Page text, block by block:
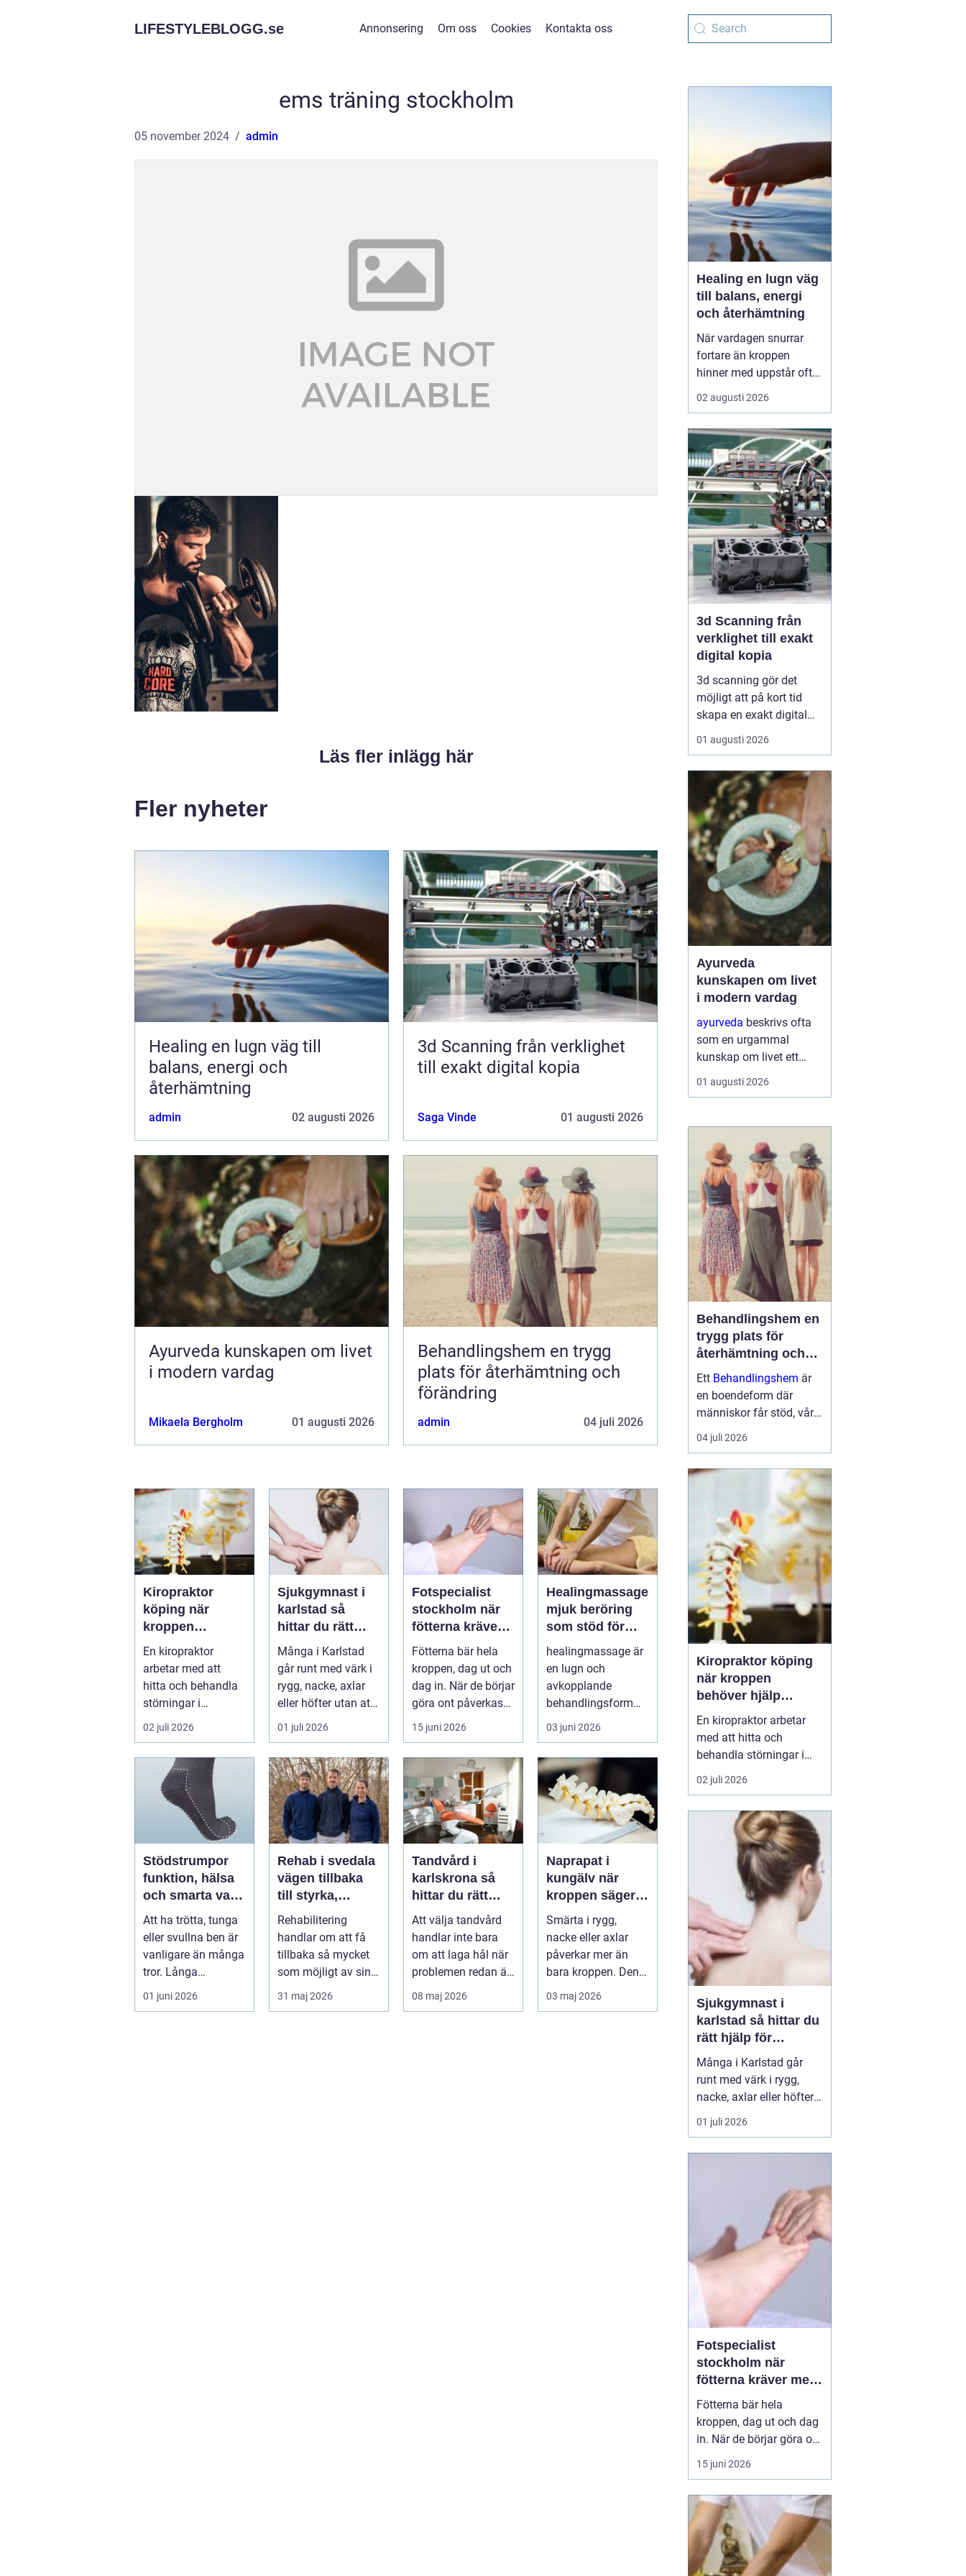
LIFESTYLEBLOGG.se Annonsering Om oss Cookies Kontakta oss
ems träning stockholm
05 november 2024 admin
Läs fler inlägg här
Fler nyheter
Healing en lugn väg till
balans, energi och
återhämtning
admin 02 augusti 2026
3d Scanning från verklighet
till exakt digital kopia
Saga Vinde 01 augusti 2026
Ayurveda kunskapen om livet
i modern vardag
Mikaela Bergholm 01 augusti 2026
Behandlingshem en trygg
plats för återhämtning och
förändring
admin 04 juli 2026
Kiropraktor
köping när
kroppen
behöver hjälp
tillbaka
En kiropraktor
arbetar med att
hitta och behandla
störningar i
kroppens leder,
muskler och
nervsyste...
02 juli 2026
Sjukgymnast i
karlstad så
hittar du rätt
hjälp för
kroppen
Många i Karlstad
går runt med värk i
rygg, nacke, axlar
eller höfter utan att
söka hjälp. Andra
har ...
01 juli 2026
Fotspecialist
stockholm när
fötterna kräver
mer än vanliga
sulor
Fötterna bär hela
kroppen, dag ut och
dag in. När de börjar
göra ont påverkas
mer än bara stegen
sö...
15 juni 2026
Healingmassage
mjuk beröring
som stöd för
kropp och själ
healingmassage är
en lugn och
avkopplande
behandlingsform
som förenar
klassisk massage
med energibas...
03 juni 2026
Stödstrumpor
funktion, hälsa
och smarta val i
vardagen
Att ha trötta, tunga
eller svullna ben är
vanligare än många
tror. Långa
arbetsdagar på
hårda golv, ...
01 juni 2026
Rehab i svedala
vägen tillbaka
till styrka,
balans och
vardag
Rehabilitering
handlar om att få
tillbaka så mycket
som möjligt av sin
funktion, energi och
trygghet...
31 maj 2026
Tandvård i
karlskrona så
hittar du rätt
klinik för
långsiktig
munhälsa
Att välja tandvård
handlar inte bara
om att laga hål när
problemen redan är
ett faktum. Det
handlar ...
08 maj 2026
Naprapat i
kungälv när
kroppen säger
ifrån
Smärta i rygg,
nacke eller axlar
påverkar mer än
bara kroppen. Den
tar energi,
koncentration och
03 maj 2026
Healing en lugn väg
till balans, energi
och återhämtning
När vardagen snurrar
fortare än kroppen
hinner med uppstår ofta
spänningar, oro och
trötthet som inte går att
Många börjar då söka
efter metoder som kan
skapa lugn på djupet,
inte bara i tankarna utan
också i kroppen. I den
sökn...
02 augusti 2026
3d Scanning från
verklighet till exakt
digital kopia
3d scanning gör det
möjligt att på kort tid
skapa en exakt digital
kopia av nästan vad
som helst: en liten detalj,
eller en hel fabrik.
Tekniken används i dag
inom industri, bygg,
fastigheter, kulturarv och
infrastruktur för at...
01 augusti 2026
Ayurveda
kunskapen om livet
i modern vardag
ayurveda beskrivs ofta
som en urgammal
kunskap om livet ett
praktiskt system för
hälsa som förenar kropp,
stället för att enbart
fokusera på symptom
försöker ayurvedan
förstå varf...
01 augusti 2026
Behandlingshem en
trygg plats för
återhämtning och
förändring
Ett Behandlingshem är
en boendeform där
människor får stöd, vård
och struktur under en
period i livet när det
öppenvården inte räcker.
Målet är att skapa
trygghet, stabilitet och
förutsättni...
04 juli 2026
Kiropraktor köping
när kroppen
behöver hjälp
tillbaka
En kiropraktor arbetar
med att hitta och
behandla störningar i
kroppens leder, muskler
och nervsystem. Målet
smärta, bättre rörlighet
och en vardag som
fungerar igen.
Kiropraktik passar
många som kämpar
med återkommande
ryggont...
02 juli 2026
Sjukgymnast i
karlstad så hittar du
rätt hjälp för
kroppen
Många i Karlstad går
runt med värk i rygg,
nacke, axlar eller höfter
utan att söka hjälp.
Andra har råkat ut för en
släppa. En legitimerad
sjukgymnast kan då
göra stor skillnad.
Genom n...
01 juli 2026
Fotspecialist
stockholm när
fötterna kräver mer
än vanliga sulor
Fötterna bär hela
kroppen, dag ut och dag
in. När de börjar göra ont
påverkas mer än bara
stegen sömn, träning,
lidande. Många försöker
länge med egenvård,
inlägg från sportbutiken
eller vila, men
15 juni 2026